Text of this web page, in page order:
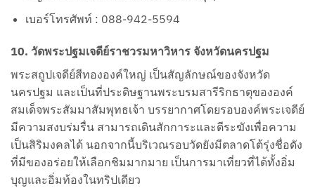
เบอร์โทรศัพท์ : 088-942-5594
10. วัดพระปฐมเจดีย์ราชวรมหาวิหาร จังหวัดนครปฐม
พระสถูปเจดีย์สีทององค์ใหญ่ เป็นสัญลักษณ์ของจังหวัด
นครปฐม และเป็นที่ประดิษฐานพระบรมสารีริกธาตุขององค์
สมเด็จพระสัมมาสัมพุทธเจ้า บรรยากาศโดยรอบองค์พระเจดีย์
มีความสงบร่มรื่น สามารถเดินสักการะและตีระฆังเพื่อความ
เป็นสิริมงคลได้ นอกจากนี้บริเวณรอบวัดยังมีตลาดโต้รุ่งชื่อดัง
ที่มีของอร่อยให้เลือกชิมมากมาย เป็นการมาเที่ยวที่ได้ทั้งอิ่ม
บุญและอิ่มท้องในทริปเดียว